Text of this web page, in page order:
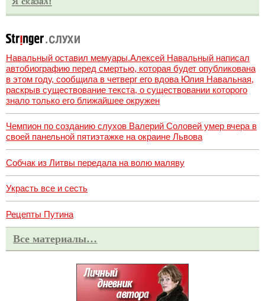
Навальный оставил мемуары.Алексей Навальный написал
автобиографию перед смертью, которая будет опубликована
в этом году, сообщила в четверг его вдова Юлия Навальная,
раскрыв существование текста, о существовании которого
знало только его ближайшее окружен
Чемпион по созданию слухов Валерий Соловей умер вчера в
своей панельной пятиэтажке на окраине Львова
Собчак из Литвы передала на волю маляву
Украсть все и сесть
Рецепты Путина
Все материалы…